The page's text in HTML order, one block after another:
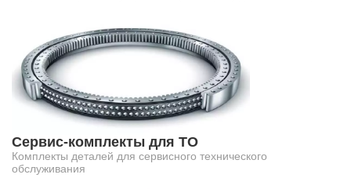
Сервис-комплекты для ТО
Комплекты деталей для сервисного технического
обслуживания